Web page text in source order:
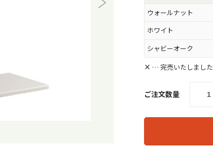
ウォールナット
ホワイト
シャビーオーク
× … 完売いたしました
ご注文数量